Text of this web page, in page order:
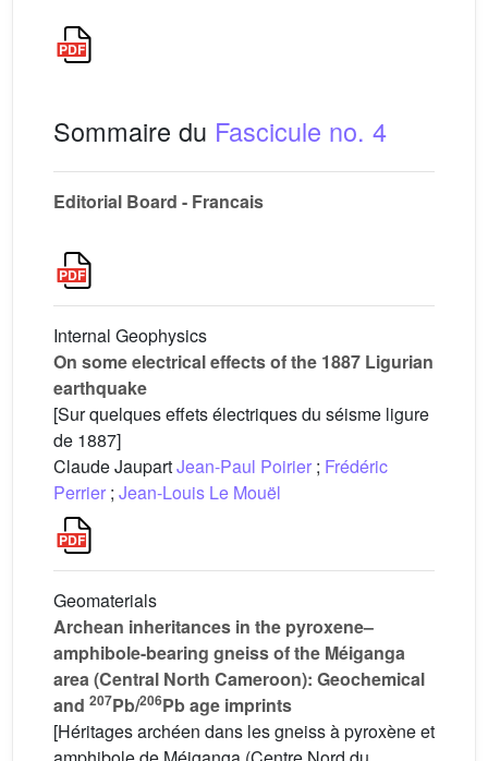
Sommaire du Fascicule no. 4
Editorial Board - Francais
Internal Geophysics
On some electrical effects of the 1887 Ligurian
earthquake
[Sur quelques effets électriques du séisme ligure
de 1887]
Claude JaupartJean-Paul Poirier ; Frédéric
Perrier ; Jean-Louis Le Mouël
Geomaterials
Archean inheritances in the pyroxene–
amphibole-bearing gneiss of the Méiganga
area (Central North Cameroon): Geochemical
and 207Pb/206Pb age imprints
[Héritages archéen dans les gneiss à pyroxène et